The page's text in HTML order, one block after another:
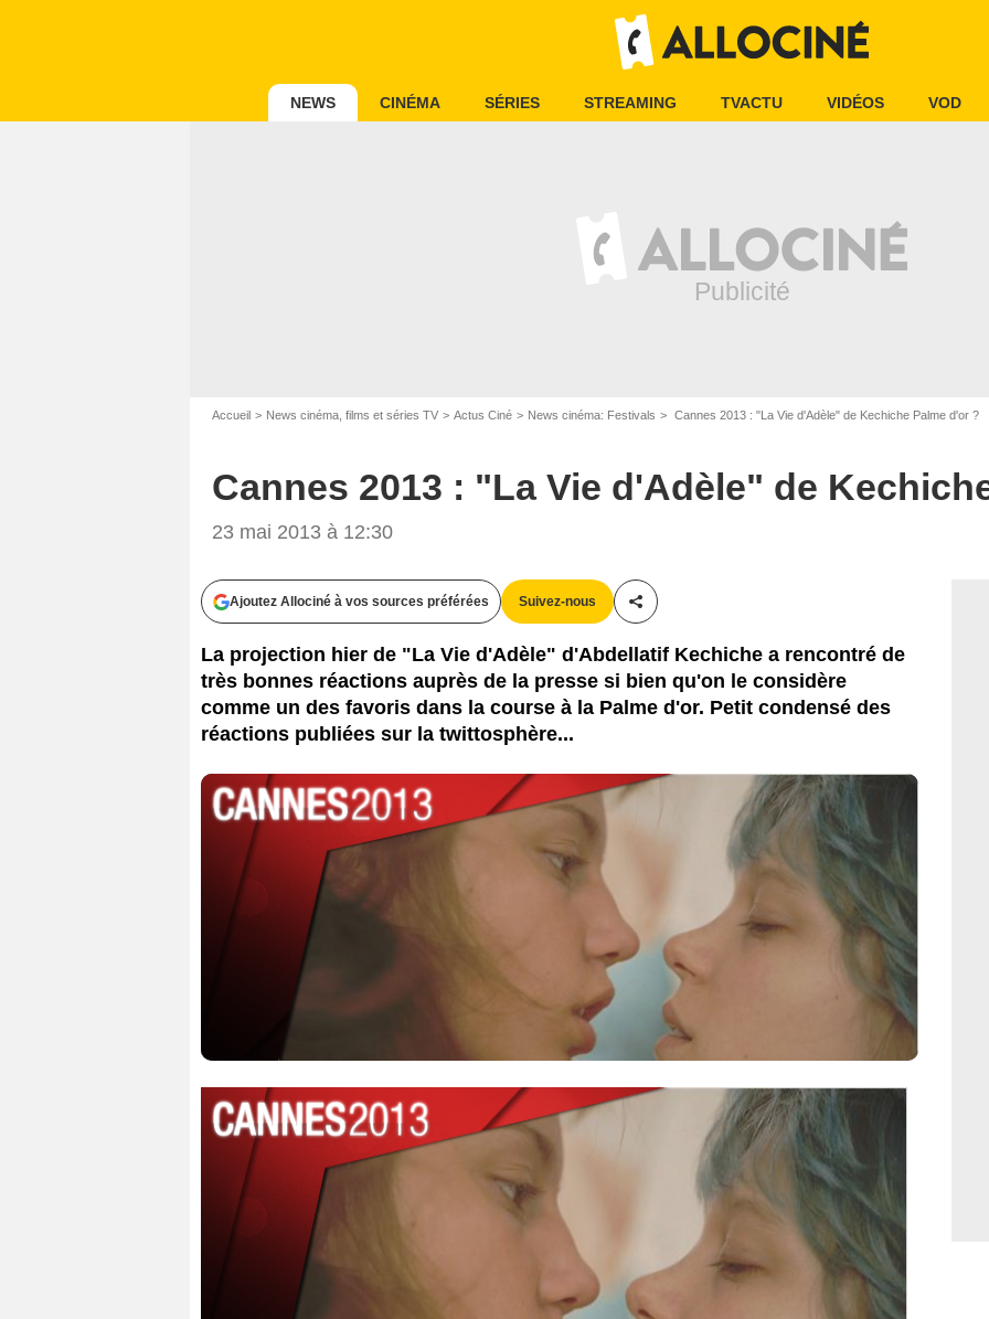
NEWS CINÉMA SÉRIES STREAMING TVACTU VIDÉOS VOD
Accueil News cinéma, films et séries TV Actus Ciné News cinéma: Festivals Cannes 2013 : "La Vie d'Adèle" de Kechiche Palme d'or ?
Cannes 2013 : "La Vie d'Adèle" de
23 mai 2013 à 12:30
Ajoutez Allociné à vos sources préférées Suivez-nous
Partager cet article
La projection hier de "La Vie d'Adèle" d'Abdellatif Kechiche a rencontré de
très bonnes réactions auprès de la presse si bien qu'on le considère
comme un des favoris dans la course à la Palme d'or. Petit condensé des
réactions publiées sur la twittosphère...